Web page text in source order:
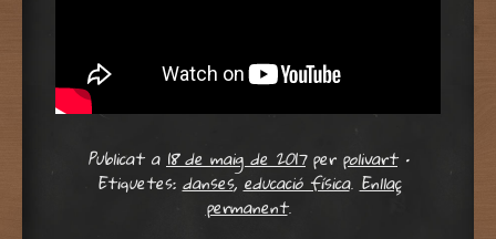
Publicat a18 de maig de 2017per polivart •
Etiquetes:danses,educació física.Enllaç
permanent.